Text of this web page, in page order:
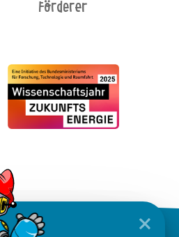
Förderer